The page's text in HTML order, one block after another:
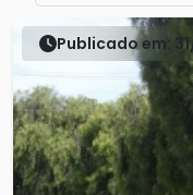
Publicado em: